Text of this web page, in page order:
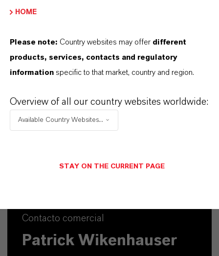
Contacto comercial
Patrick Wikenhauser
HOME
Please note: Country websites may offer different
products, services, contacts and regulatory
information specific to that market, country and region.
Overview of all our country websites worldwide:
Available Country Websites...
STAY ON THE CURRENT PAGE